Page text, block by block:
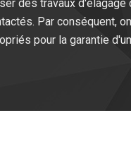
des travaux
Par conséquent,
pour la garantie